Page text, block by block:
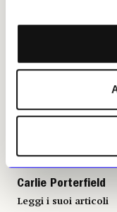
Carlie Porterfield, 29
2025 | ©
riservata
Carlie Porterfield
Leggi i suoi articoli